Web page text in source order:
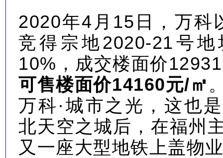
2020年4月15日， 万科
竞得 宗地2020-21号地
10% ，成交楼面价
可售楼面价14160元/㎡
万科·城市之光，这也
北天空之城后，在福州
又一座大型地铁上盖物